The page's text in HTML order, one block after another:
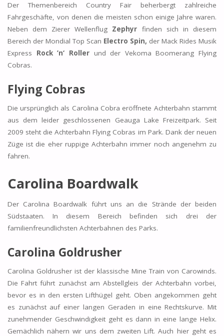
Der Themenbereich Country Fair beherbergt zahlreiche
Fahrgeschäfte, von denen die meisten schon einige Jahre waren.
Neben dem Zierer Wellenflug Zephyr finden sich in diesem
Bereich der Mondial Top Scan Electro Spin, der Mack Rides Musik
Express Rock ’n‘ Rollerund der Vekoma Boomerang Flying
Cobras.
Flying Cobras
Die ursprünglich als Carolina Cobra eröffnete Achterbahn stammt
aus dem leider geschlossenen Geauga Lake Freizeitpark. Seit
2009 steht die Achterbahn Flying Cobras im Park. Dank der neuen
Züge ist die eher ruppige Achterbahn immer noch angenehm zu
fahren.
Carolina Boardwalk
Der Carolina Boardwalk führt uns an die Strände der beiden
Südstaaten. In diesem Bereich befinden sich drei der
familienfreundlichsten Achterbahnen des Parks.
Carolina Goldrusher
Carolina Goldrusher ist der klassische Mine Train von Carowinds.
Die Fahrt führt zunächst am Abstellgleis der Achterbahn vorbei,
bevor es in den ersten Lifthügel geht. Oben angekommen geht
es zunächst auf einer langen Geraden in eine Rechtskurve. Mit
zunehmender Geschwindigkeit geht es dann in eine lange Helix.
Gemächlich nähern wir uns dem zweiten Lift. Auch hier geht es